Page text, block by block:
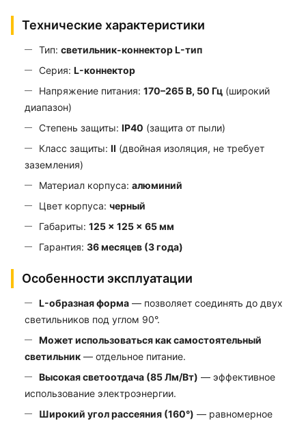
Технические характеристики
Тип: светильник-коннектор L-тип
Серия: L-коннектор
Напряжение питания: 170–265 В, 50 Гц (широкий
диапазон)
Степень защиты: IP40 (защита от пыли)
Класс защиты: II (двойная изоляция, не требует
заземления)
Материал корпуса: алюминий
Цвет корпуса: черный
Габариты: 125 × 125 × 65 мм
Гарантия: 36 месяцев (3 года)
Особенности эксплуатации
L-образная форма — позволяет соединять до двух
светильников под углом 90°.
Может использоваться как самостоятельный
светильник — отдельное питание.
Высокая светоотдача (85 Лм/Вт) — эффективное
использование электроэнергии.
Широкий угол рассеяния (160°) — равномерное